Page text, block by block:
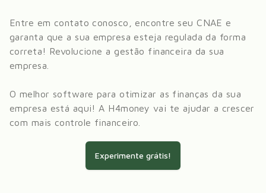
Entre em contato conosco, encontre seu CNAE e
garanta que a sua empresa esteja regulada da forma
correta! Revolucione a gestão financeira da sua
empresa.
O melhor software para otimizar as finanças da sua
empresa está aqui! A H4money vai te ajudar a crescer
com mais controle financeiro.
Experimente grátis!